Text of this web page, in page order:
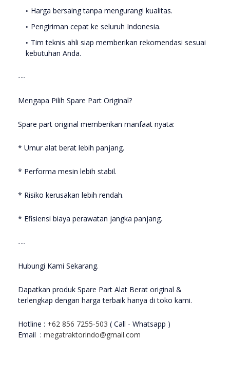
Harga bersaing tanpa mengurangi kualitas.
Pengiriman cepat ke seluruh Indonesia.
Tim teknis ahli siap memberikan rekomendasi sesuai
kebutuhan Anda.
---
Mengapa Pilih Spare Part Original?
Spare part original memberikan manfaat nyata:
* Umur alat berat lebih panjang.
* Performa mesin lebih stabil.
* Risiko kerusakan lebih rendah.
* Efisiensi biaya perawatan jangka panjang.
---
Hubungi Kami Sekarang.
Dapatkan produk Spare Part Alat Berat original &
terlengkap dengan harga terbaik hanya di toko kami.
Hotline : +62 856 7255-503 ( Call - Whatsapp )
Email : megatraktorindo@gmail.com